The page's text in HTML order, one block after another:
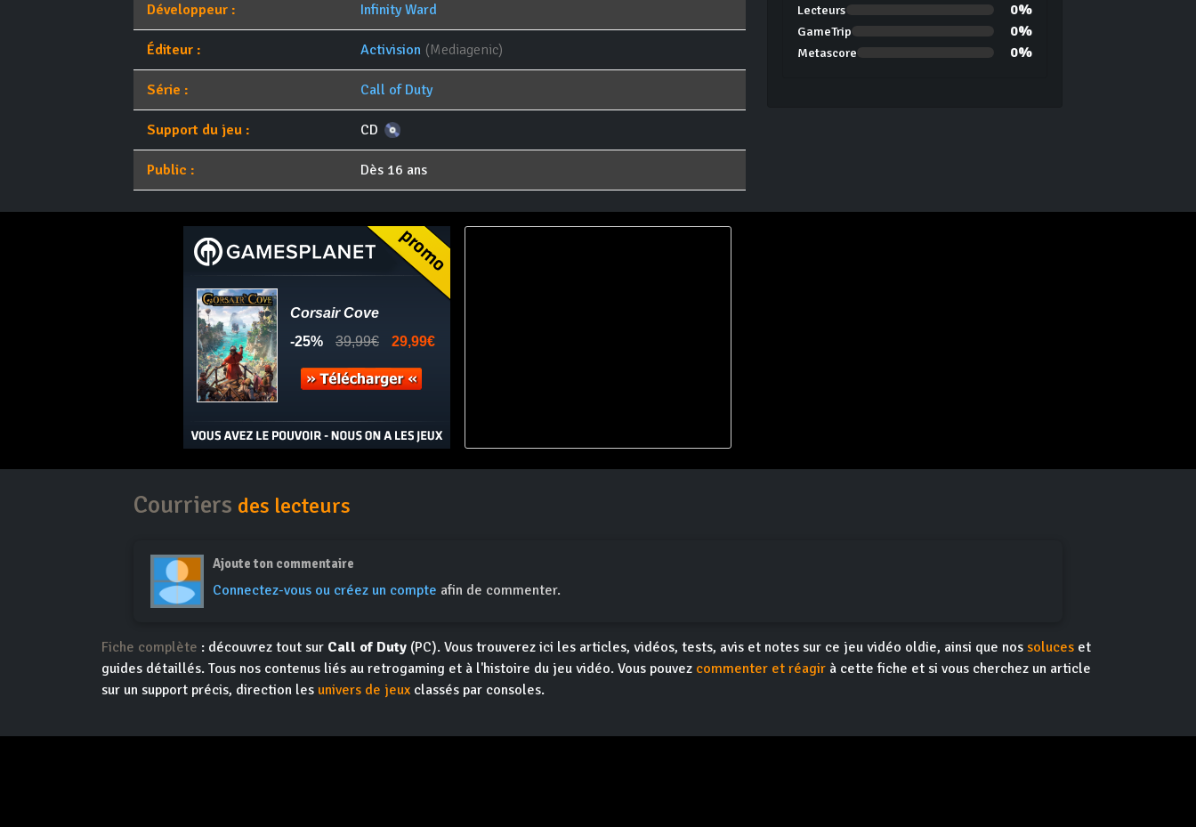
Développeur : Infinity Ward
Éditeur : Activision (Mediagenic)
Série : Call of Duty
Support du jeu : CD
Public : Dès 16 ans
Lecteurs 0%
GameTrip 0%
Metascore 0%
Courriers des lecteurs
Ajoute ton commentaire
Connectez-vous ou créez un compte afin de commenter.
Fiche complète : découvrez tout sur Call of Duty (PC). Vous trouverez ici les articles, vidéos, tests, avis et notes sur ce jeu vidéo oldie, ainsi que nos soluces et
guides détaillés. Tous nos contenus liés au retrogaming et à l'histoire du jeu vidéo. Vous pouvez commenter et réagir à cette fiche et si vous cherchez un article
sur un support précis, direction les univers de jeux classés par consoles.